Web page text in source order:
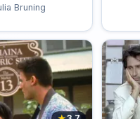
Bruning